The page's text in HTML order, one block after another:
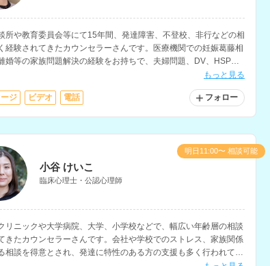
所や教育委員会等にて15年間、発達障害、不登校、非行などの相
経験されてきたカウンセラーさんです。医療機関での妊娠葛藤相
婚等の家族問題解決の経験をお持ちで、夫婦問題、DV、HSP、
み、ひきこもり、うつ等のメンタルヘルスの相談も得意とされて
もっと見る
ジ ビデオ 電話 フォロー
小谷 けいこ
臨床心理士・公認心理師
リニックや大学病院、大学、小学校などで、幅広い年齢層の相談
きたカウンセラーさんです。会社や学校でのストレス、家族関係
相談を得意とされ、発達に特性のある方の支援も多く行われてい
明日11:00〜 相談可能